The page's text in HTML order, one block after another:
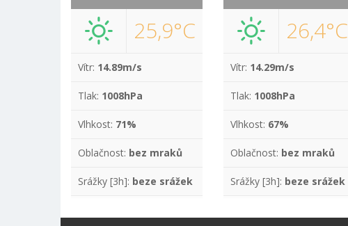
25,9°C
Vítr: 14.89m/s
Tlak: 1008hPa
Vlhkost: 71%
Oblačnost: bez mraků
Srážky [3h]: beze srážek
26,4°C
Vítr: 14.29m/s
Tlak: 1008hPa
Vlhkost: 67%
Oblačnost: bez mraků
Srážky [3h]: beze srážek